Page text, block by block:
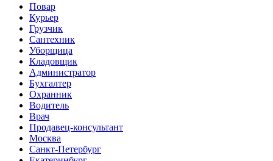
Повар
Курьер
Грузчик
Сантехник
Уборщица
Кладовщик
Администратор
Бухгалтер
Охранник
Водитель
Врач
Продавец-консультант
Москва
Санкт-Петербург